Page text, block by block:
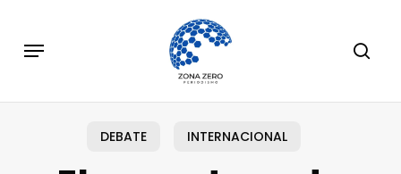
main
Menu
DEBATE INTERNACIONAL